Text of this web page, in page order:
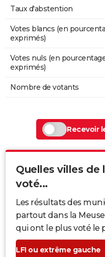
Taux d'abstention
Votes blancs (en
exprimés)
Votes nuls (en
exprimés)
Nombre de votants
Recevoir
Quelles villes de
voté...
Les résultats des
partout dans la
qui ont le plus voté le
LFI ou extrême gauche